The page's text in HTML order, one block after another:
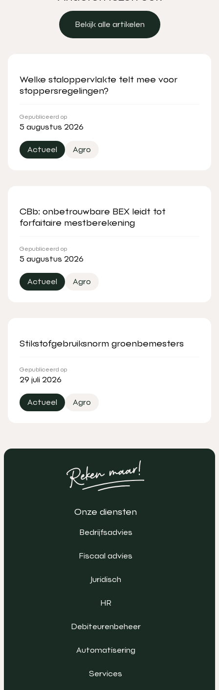
Bekijk alle artikelen
Welke staloppervlakte telt mee voor
stoppersregelingen?
Gepubliceerd op
5 augustus 2026
Actueel Agro
CBb: onbetrouwbare BEX leidt tot
forfaitaire mestberekening
Gepubliceerd op
5 augustus 2026
Actueel Agro
Stikstofgebruiksnorm groenbemesters
Gepubliceerd op
29 juli 2026
Actueel Agro
Onze diensten
Bedrijfsadvies
Fiscaal advies
Juridisch
HR
Debiteurenbeheer
Automatisering
Services